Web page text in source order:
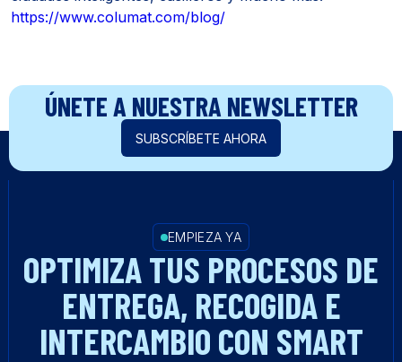
https://www.columat.com/blog/
ÚNETE A NUESTRA NEWSLETTER
SUBSCRÍBETE AHORA
EMPIEZA YA
OPTIMIZA TUS PROCESOS DE
ENTREGA, RECOGIDA E
INTERCAMBIO CON SMART